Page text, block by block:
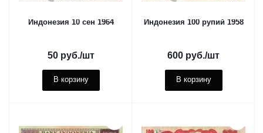
Индонезия 10 сен 1964
50руб./шт
В корзину
Индонезия 100 рупий 1958
600 руб./шт
В корзину